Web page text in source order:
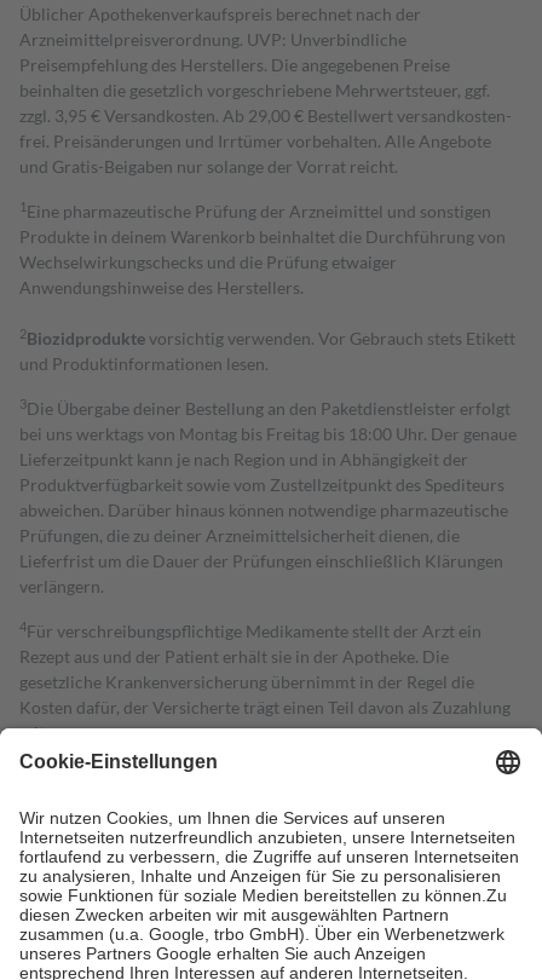
Üblicher Apothekenverkaufspreis berechnet nach der
Arzneimittelpreisverordnung. UVP: Unverbindliche
Preisempfehlung des Herstellers. Die angegebenen Preise
beinhalten die gesetzlich vorgeschriebene Mehrwertsteuer, ggf.
zzgl. 3,95 € Versandkosten. Ab 29,00 € Bestell­wert versand­kosten­
frei. Preisänderungen und Irrtümer vorbehalten. Alle Angebote
und Gratis-Beigaben nur solange der Vorrat reicht.
1 Eine pharmazeutische Prüfung der Arzneimittel und sonstigen
Produkte in deinem Warenkorb beinhaltet die Durchführung von
Wechselwirkungschecks und die Prüfung etwaiger
Anwendungshinweise des Herstellers.
2Biozidproduktevorsichtig verwenden. Vor Gebrauch stets Etikett
und Produktinformationen lesen.
3Die Übergabe deiner Bestellung an den Paketdienstleister erfolgt
bei uns werktags von Montag bis Freitag bis 18:00 Uhr. Der genaue
Lieferzeitpunkt kann je nach Region und in Abhängigkeit der
Produktverfügbarkeit sowie vom Zustellzeitpunkt des Spediteurs
abweichen. Darüber hinaus können notwendige pharmazeutische
Prüfungen, die zu deiner Arzneimittelsicherheit dienen, die
Lieferfrist um die Dauer der Prüfungen einschließlich Klärungen
verlängern.
4Für verschreibungspflichtige Medikamente stellt der Arzt ein
Rezept aus und der Patient erhält sie in der Apotheke. Die
gesetzliche Krankenversicherung übernimmt in der Regel die
Kosten dafür, der Versicherte trägt einen Teil davon als Zuzahlung
mit.
Grundsätzlich leisten Mitglieder Zuzahlungen in Höhe von zehn
höchstens zehn Euro.
Es sind jedoch nie mehr als die tatsächlichen
Kosten der Leistung zu entrichten.
Diese Regeln gelten grundsätzlich auch für Online-Apotheken.
Bei Heilmitteln und häuslicher Krankenpflege beträgt die
Zuzahlung zehn Prozent der Kosten sowie zehn Euro je
Verordnung.
Um das Engagement der Versicherten für ihre eigene Gesundheit zu